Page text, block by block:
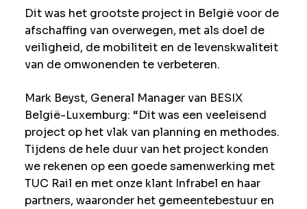
Dit was het grootste project in België voor de
afschaffing van overwegen, met als doel de
veiligheid, de mobiliteit en de levenskwaliteit
van de omwonenden te verbeteren.
Mark Beyst, General Manager van BESIX
België-Luxemburg: “Dit was een veeleisend
project op het vlak van planning en methodes.
Tijdens de hele duur van het project konden
we rekenen op een goede samenwerking met
TUC Rail en met onze klant Infrabel en haar
partners, waaronder het gemeentebestuur en